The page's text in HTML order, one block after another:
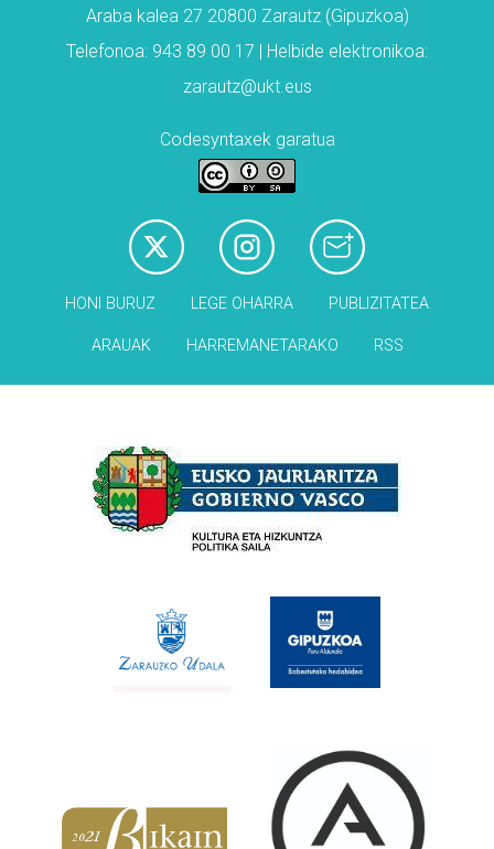
Araba kalea 27 20800 Zarautz (Gipuzkoa)
Telefonoa: 943 89 00 17 | Helbide elektronikoa:
zarautz@ukt.eus
Codesyntaxek garatua
HONI BURUZ LEGE OHARRA PUBLIZITATEA
ARAUAK HARREMANETARAKO RSS